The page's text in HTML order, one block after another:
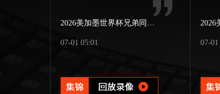
2026美加墨世界杯兄弟同场竞技
07-01 05:01 07-